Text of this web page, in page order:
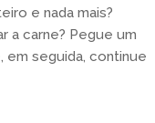
e nada mais?
a carne? Pegue um
em seguida, continue